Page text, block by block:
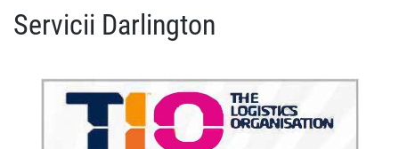
Servicii Darlington